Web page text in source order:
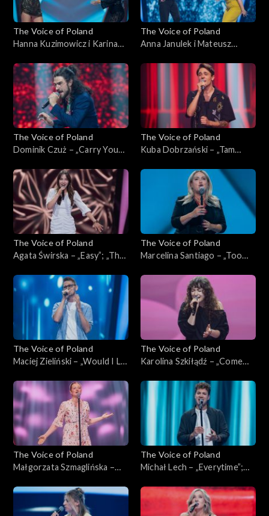
The Voice of Poland
Hanna Kuzimowicz i Karina
You Now”; „The Voice of
Poland”, Bitwy, 11
października 2025
The Voice of Poland
Anna Janulek i Mateusz
Voice of Poland”, Bitwy, 11
października 2025
The Voice of Poland
Dominik Czuż – „Carry You
Poland”, Przesłuchania w
ciemno, 4 października 2025
The Voice of Poland
Kuba Dobrzański – „Tam
of Poland”, Przesłuchania w
ciemno, 4 października 2025
The Voice of Poland
Agata Świrska – „Easy”; „The
Przesłuchania w ciemno, 4
października 2025
The Voice of Poland
Marcelina Santiago – „Too
Poland”, Przesłuchania w
ciemno, 4 października 2025
The Voice of Poland
Maciej Zieliński – „Would I Lie
Poland”, Przesłuchania w
ciemno, 4 października 2025
The Voice of Poland
Karolina Szkiłądź – „Come
of Poland”, Przesłuchania w
ciemno, 4 października 2025
The Voice of Poland
Małgorzata Szmaglińska –
Poland”, Przesłuchania w
ciemno, 4 października 2025
The Voice of Poland
Michał Lech – „Everytime”;
Przesłuchania w ciemno, 4
października 2025